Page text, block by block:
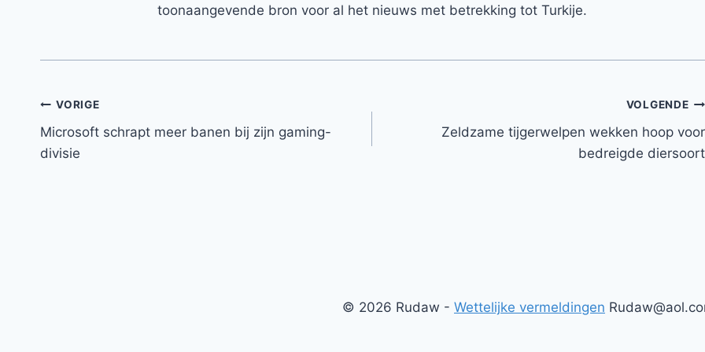
toonaangevende bron voor al het nieuws met betrekking tot Turkije.
Bericht
navigatie
VORIGE
Microsoft schrapt meer banen bij zijn gaming-
divisie
VOLGENDE
Zeldzame tijgerwelpen wekken hoop voor
bedreigde diersoort
© 2026 Rudaw - Wettelijke vermeldingen